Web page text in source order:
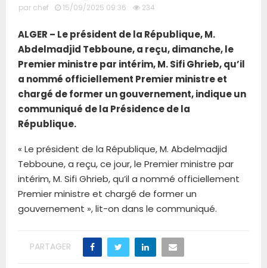
par chef 15/09/2025 09:36 234
ALGER – Le président de la République, M.
Abdelmadjid Tebboune, a reçu, dimanche, le
Premier ministre par intérim, M. Sifi Ghrieb, qu’il
a nommé officiellement Premier ministre et
chargé de former un gouvernement, indique un
communiqué de la Présidence de la
République.
« Le président de la République, M. Abdelmadjid
Tebboune, a reçu, ce jour, le Premier ministre par
intérim, M. Sifi Ghrieb, qu’il a nommé officiellement
Premier ministre et chargé de former un
gouvernement », lit-on dans le communiqué.
PARTAGER